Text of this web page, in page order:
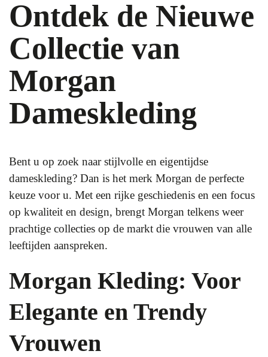
Ontdek de Nieuwe
Collectie van
Morgan
Dameskleding
Bent u op zoek naar stijlvolle en eigentijdse
dameskleding? Dan is het merk Morgan de perfecte
keuze voor u. Met een rijke geschiedenis en een focus
op kwaliteit en design, brengt Morgan telkens weer
prachtige collecties op de markt die vrouwen van alle
leeftijden aanspreken.
Morgan Kleding: Voor
Elegante en Trendy
Vrouwen